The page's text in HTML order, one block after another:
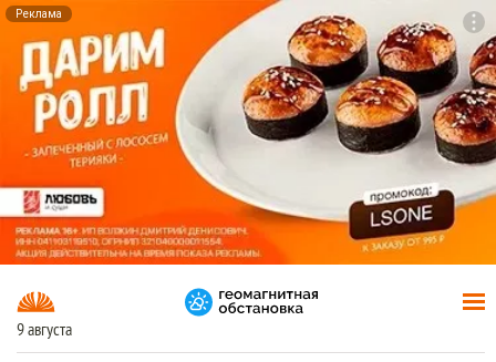
Реклама
9 августа